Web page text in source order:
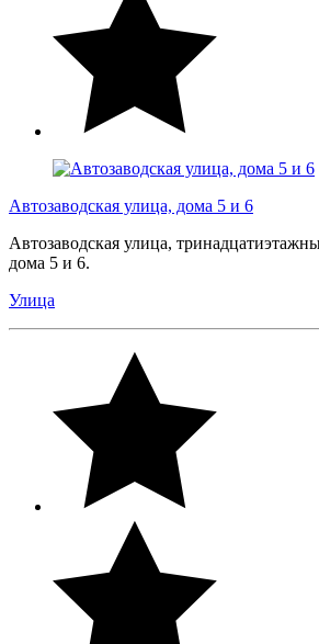
Автозаводская улица, дома 5 и 6
Автозаводская улица,
дома 5 и 6.
Улица